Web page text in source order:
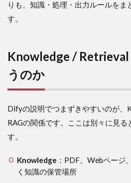
専用
9.3
最
初は
Workflow
と
のどちら
るべきで
Difyと
ChatGPT
りも、知識・処理・出力ルールをま
す。
Knowledge / Retrieval
うのか
Difyの説明でつまずきやすいのが、
RAGの関係です。ここは別々に見る
す。
Knowledge ：PDF、Webページ
く知識の保管場所